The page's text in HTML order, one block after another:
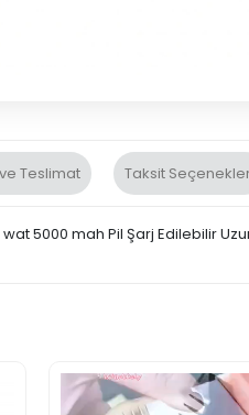
Teslimat Taksit
5000 mah Pil Şarj Edilebilir